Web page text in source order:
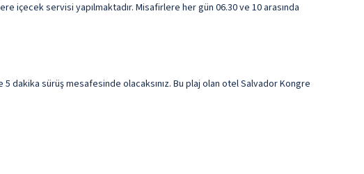
içecek servisi yapılmaktadır. Misafirlere her gün 06.30 ve 10 arasında
dakika sürüş mesafesinde olacaksınız. Bu plaj olan otel Salvador Kongre